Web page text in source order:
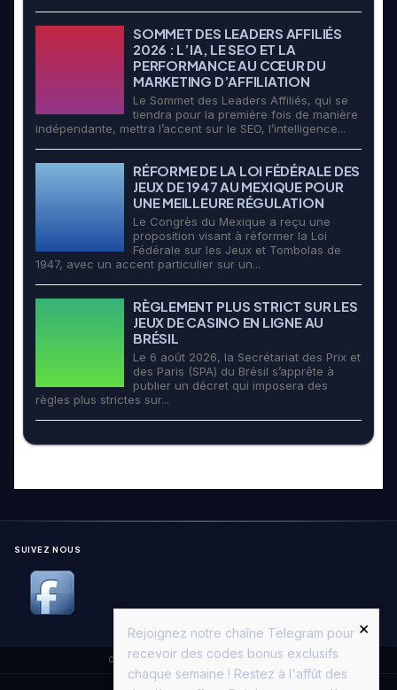
SOMMET DES LEADERS AFFILIÉS
2026 : L’IA, LE SEO ET LA
PERFORMANCE AU CŒUR DU
MARKETING D’AFFILIATION
Le Sommet des Leaders Affiliés, qui se
tiendra pour la première fois de manière
indépendante, mettra l’accent sur le SEO, l’intelligence...
RÉFORME DE LA LOI FÉDÉRALE DES
JEUX DE 1947 AU MEXIQUE POUR
UNE MEILLEURE RÉGULATION
Le Congrès du Mexique a reçu une
proposition visant à réformer la Loi
Fédérale sur les Jeux et Tombolas de
1947, avec un accent particulier sur un...
RÈGLEMENT PLUS STRICT SUR LES
JEUX DE CASINO EN LIGNE AU
BRÉSIL
Le 6 août 2026, la Secrétariat des Prix et
des Paris (SPA) du Brésil s’apprête à
publier un décret qui imposera des
règles plus strictes sur...
SUIVEZ NOUS
Copyright © 2026. All Rights Reserved. Casino Moon
Rejoignez notre chaîne Telegram pour
recevoir des codes bonus exclusifs
chaque semaine ! Restez à l'affût des
×